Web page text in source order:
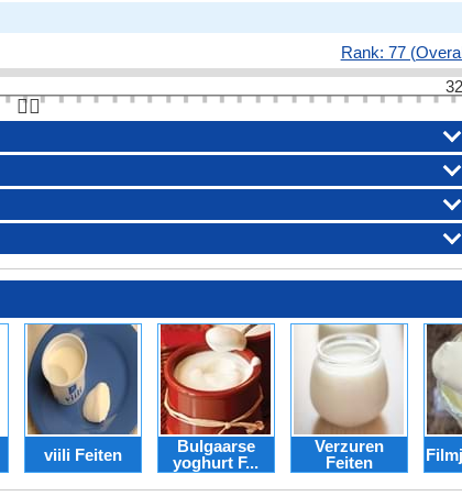
Rank: 77
👆🏻
viili Feiten
Bulgaarse
yoghurt F...
Verzuren
Feiten